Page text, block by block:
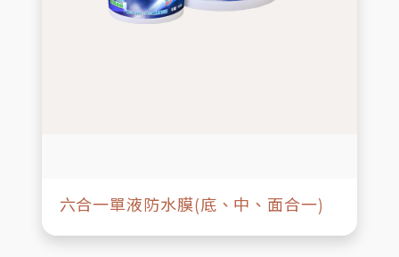
六合一單液防水膜(底、中、面合一)